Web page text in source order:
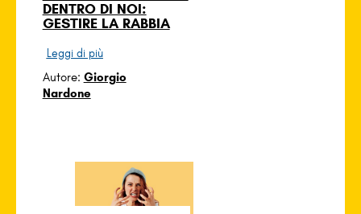
DENTRO DI NOI:
GESTIRE LA RABBIA
Leggi di più
Autore: Giorgio
Nardone